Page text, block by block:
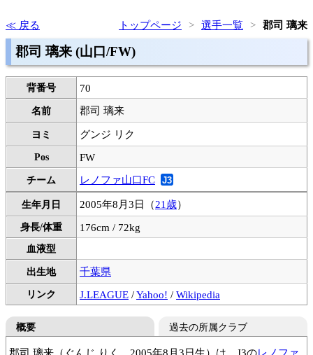
戻る トップページ 選手一覧 郡司 璃来
郡司 璃来 (山口/FW)
背番号 70
名前 郡司 璃来
ヨミ グンジ リク
Pos FW
チーム レノファ山口FC
生年月日 2005年8月3日（21歳）
身長/体重 176cm / 72kg
血液型
出生地 千葉県
リンク J.LEAGUE /Yahoo! / Wikipedia
概要
郡司 璃来（ぐんじ りく、2005年8月3日生）は、J3のレノファ
過去の所属クラブ